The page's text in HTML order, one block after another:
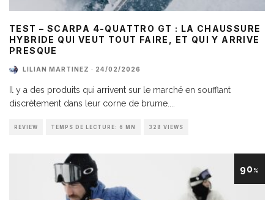
TEST – SCARPA 4-QUATTRO GT : LA CHAUSSURE
HYBRIDE QUI VEUT TOUT FAIRE, ET QUI Y ARRIVE
PRESQUE
LILIAN MARTINEZ · 24/02/2026
Il y a des produits qui arrivent sur le marché en soufflant
discrètement dans leur corne de brume.
REVIEW TEMPS DE LECTURE: 6 MN 328 VIEWS
90%